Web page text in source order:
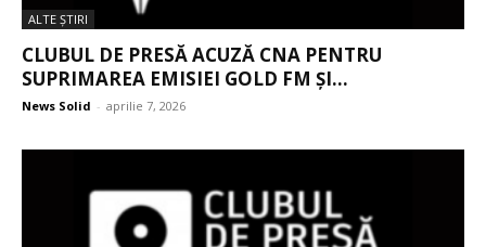
ALTE ŞTIRI
CLUBUL DE PRESĂ ACUZĂ CNA PENTRU
SUPRIMAREA EMISIEI GOLD FM ȘI...
News Solid - aprilie 7, 2026